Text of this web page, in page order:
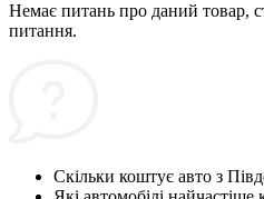
Немає питань про даний товар,
питання.
Скільки коштує авто з